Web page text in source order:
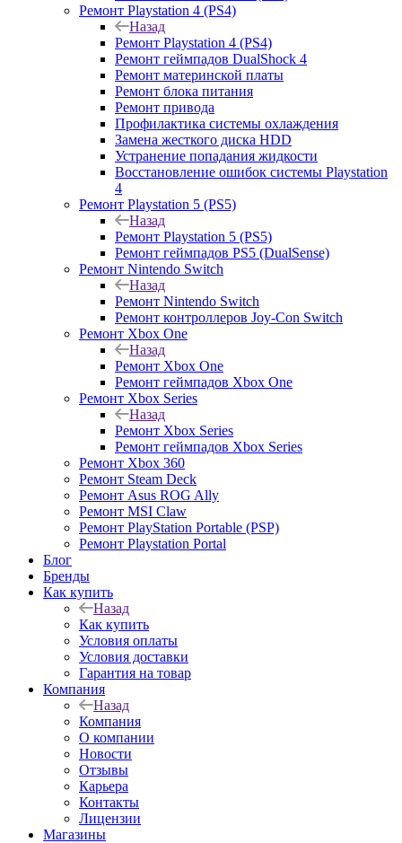
Ремонт Playstation 4 (PS4)
Назад
Ремонт Playstation 4 (PS4)
Ремонт геймпадов DualShock 4
Ремонт материнской платы
Ремонт блока питания
Ремонт привода
Профилактика системы охлаждения
Замена жесткого диска HDD
Устранение попадания жидкости
Восстановление ошибок системы Playstation
4
Ремонт Playstation 5 (PS5)
Назад
Ремонт Playstation 5 (PS5)
Ремонт геймпадов PS5 (DualSense)
Ремонт Nintendo Switch
Назад
Ремонт Nintendo Switch
Ремонт контроллеров Joy-Con Switch
Ремонт Xbox One
Назад
Ремонт Xbox One
Ремонт геймпадов Xbox One
Ремонт Xbox Series
Назад
Ремонт Xbox Series
Ремонт геймпадов Xbox Series
Ремонт Xbox 360
Ремонт Steam Deck
Ремонт Asus ROG Ally
Ремонт MSI Claw
Ремонт PlayStation Portable (PSP)
Ремонт Playstation Portal
Блог
Бренды
Как купить
Назад
Как купить
Условия оплаты
Условия доставки
Гарантия на товар
Компания
Назад
Компания
О компании
Новости
Отзывы
Карьера
Контакты
Лицензии
Магазины